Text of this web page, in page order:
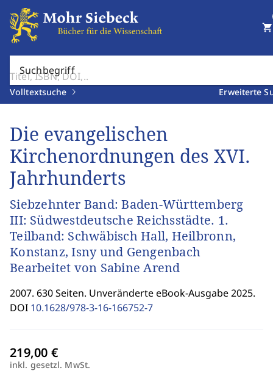
Suchbegriff
Volltextsuche Erweiterte
shopping_cart
Die evangelischen
Kirchenordnungen des XVI.
Jahrhunderts
Siebzehnter Band: Baden-Württemberg
III: Südwestdeutsche Reichsstädte. 1.
Teilband: Schwäbisch Hall, Heilbronn,
Konstanz, Isny und Gengenbach
Bearbeitet von Sabine Arend
2007. 630 Seiten. Unveränderte eBook-Ausgabe 2025.
DOI 10.1628/978-3-16-166752-7
inkl. gesetzl. MwSt.